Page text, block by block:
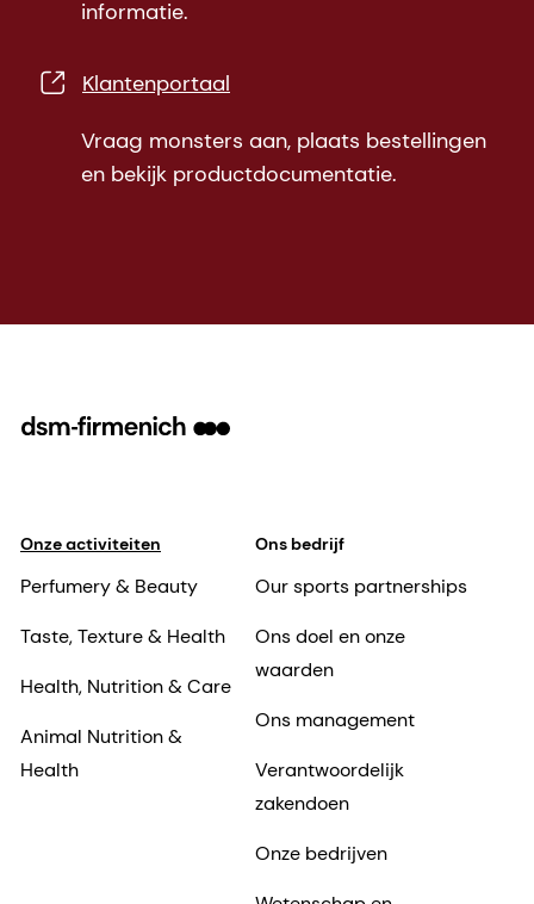
informatie.
Klantenportaal
Vraag monsters aan, plaats bestellingen
en bekijk productdocumentatie.
Onze activiteiten
Perfumery & Beauty
Taste, Texture & Health
Health, Nutrition & Care
Animal Nutrition &
Health
Ons bedrijf
Our sports partnerships
Ons doel en onze
waarden
Ons management
Verantwoordelijk
zakendoen
Onze bedrijven